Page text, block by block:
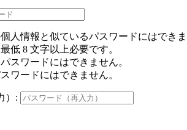
人情報と似ているパスワードにはできま
低 8 文字以上必要です。
スワードにはできません。
ワードにはできません。
）: